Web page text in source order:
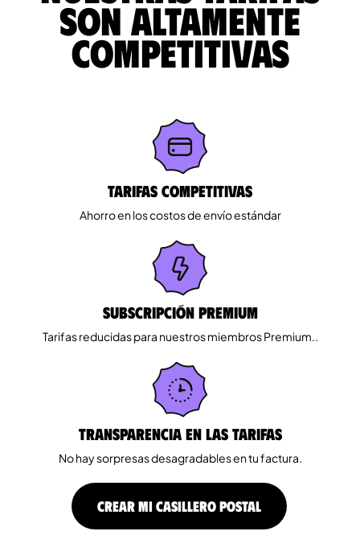
son altamente
competitivas
Tarifas competitivas
Ahorro en los costos de envío estándar
Subscripción Premium
Tarifas reducidas para nuestros miembros Premium..
Transparencia en las tarifas
No hay sorpresas desagradables en tu factura.
CREAR MI CASILLERO POSTAL